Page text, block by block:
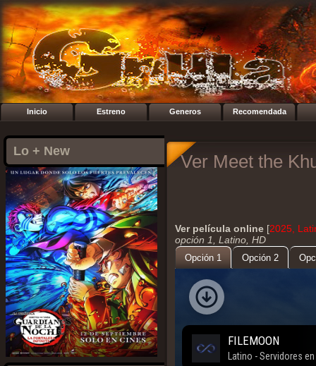
Inicio Estreno Generos Recomendada
Lo + New Ver Meet the
Ver película online [2025,
opción 1, Latino, HD
Opción 1 Opción 2